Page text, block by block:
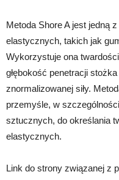
Metoda Shore A jest jedną
elastycznych, takich jak
Wykorzystuje ona
głębokość penetracji
znormalizowanej siły.
przemyśle, w
sztucznych, do określania
elastycznych.
Link do strony związanej z